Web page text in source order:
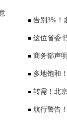
告别3%！
将少3000元
这位省委
部、10位女
商务部声
大会”
多地饱和
序竞争仍是
转需！北
公布
航行警告